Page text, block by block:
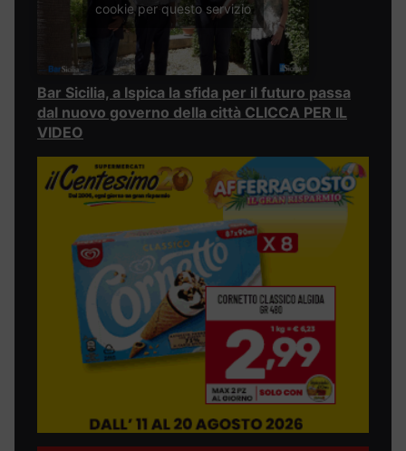
cookie per questo servizio
Bar Sicilia, a Ispica la sfida per il futuro passa
dal nuovo governo della città CLICCA PER IL
VIDEO